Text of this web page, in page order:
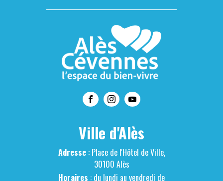
Ville d'Alès
Adresse: Place de l'Hôtel de Ville,
30100 Alès
Horaires : du lundi au vendredi de